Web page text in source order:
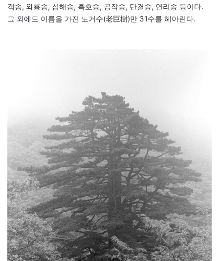
객송, 와룡송, 심해송, 흑호송, 공작송, 단결송, 연리송 등이다.
그 외에도 이름을 가진 노거수(老巨樹)만 31수를 헤아린다.